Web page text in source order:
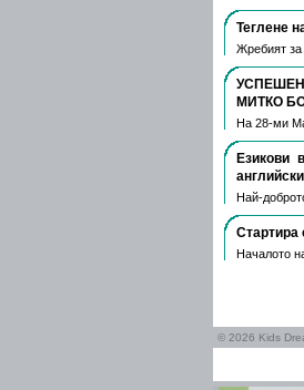
Теглене
Жребият за
МИТКО
На 28-ми
Езикови
Най-
Стартира
Началото
© 2026 Kids